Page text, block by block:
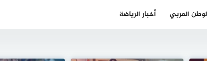
العربي أخبار الرياضة